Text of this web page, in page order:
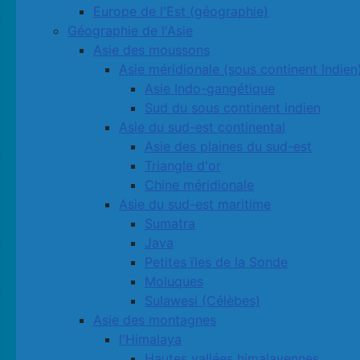
Europe de l'Est (géographie)
Géographie de l'Asie
Asie des moussons
Asie méridionale (sous continent
Asie Indo-gangétique
Sud du sous continent indien
Asie du sud-est continental
Asie des plaines du sud-est
Triangle d'or
Chine méridionale
Asie du sud-est maritime
Sumatra
Java
Petites ïles de la Sonde
Moluques
Sulawesi (Célèbes)
Asie des montagnes
l'Himalaya